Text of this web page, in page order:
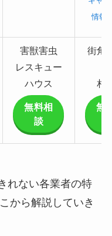
情報
害獣害虫
レスキュー
ハウス
無料相
談
街角
相
無
れない各業者の特
から解説していき